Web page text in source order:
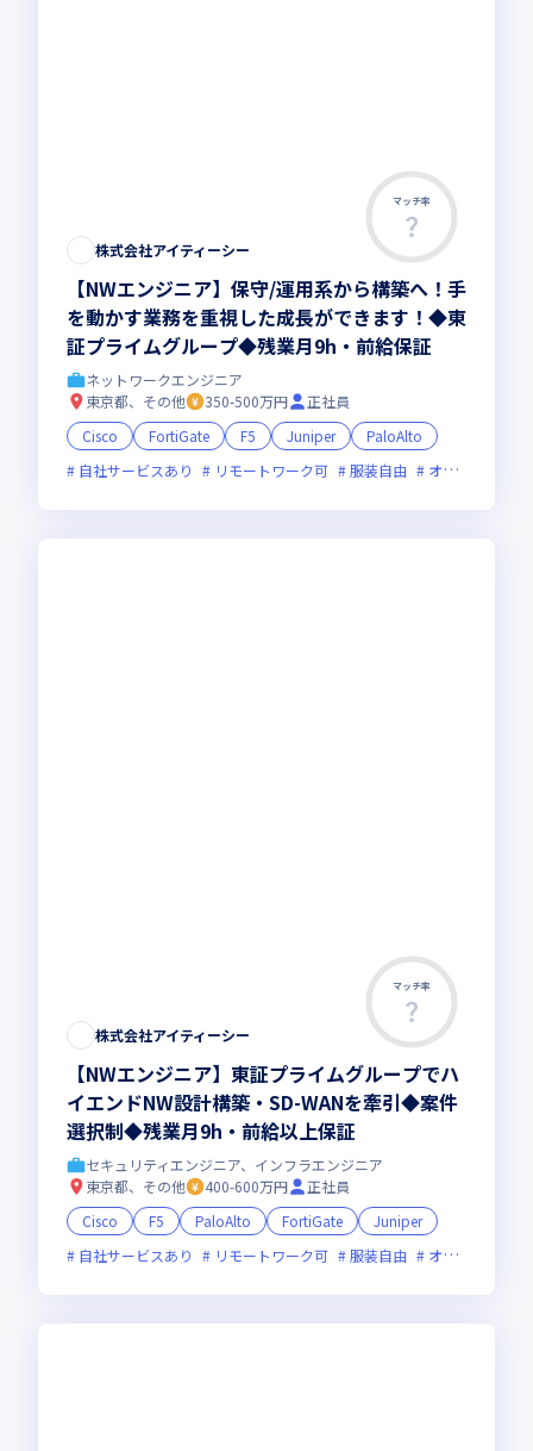
マッチ率
株式会社アイティーシー
【NWエンジニア】保守/運用系から構築へ！手
を動かす業務を重視した成長ができます！◆東
証プライムグループ◆残業月9h・前給保証
ネットワークエンジニア
東京都、その他
350-500万円
正社員
Cisco
FortiGate F5 Juniper
PaloAlto
自社サービスあり
リモートワーク可 服装自由 オンライン選考可
マッチ率
株式会社アイティーシー
【NWエンジニア】東証プライムグループでハ
イエンドNW設計構築・SD-WANを牽引◆案件
選択制◆残業月9h・前給以上保証
セキュリティエンジニア、インフラエンジニア
東京都、その他
400-600万円
正社員
Cisco
F5 PaloAlto FortiGate
Juniper
自社サービスあり
リモートワーク可 服装自由 オンライン選考可